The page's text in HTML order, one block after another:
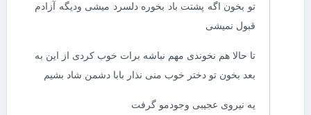
تو بخون اگه پشتت باد بخوره دلسرد میشی ودیگه آزادم
قبول نمیشی
تا حالا هم نخوندی مهم نباشه برات خوب کردی از این به
بعد بخون تو دختر خوب منی نذار بابا دشمن شاد بشیم
یه نیروی عجیبی وجودمو گرفت